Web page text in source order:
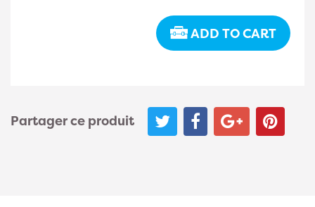
ADD TO CART
Partager ce produit